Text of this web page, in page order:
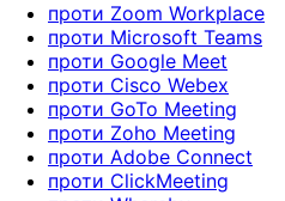
проти Zoom Workplace
проти Microsoft Teams
проти Google Meet
проти Cisco Webex
проти GoTo Meeting
проти Zoho Meeting
проти Adobe Connect
проти ClickMeeting